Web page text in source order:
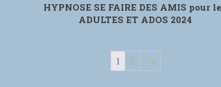
HYPNOSE SE FAIRE DES AMIS pour
ADULTES ET ADOS 2024
1 2 →